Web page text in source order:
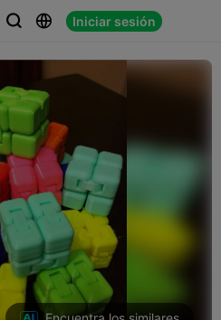
  Iniciar sesión
 